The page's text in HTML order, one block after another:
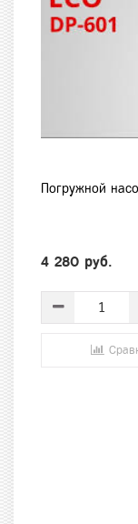
Погружной
4 280 руб.